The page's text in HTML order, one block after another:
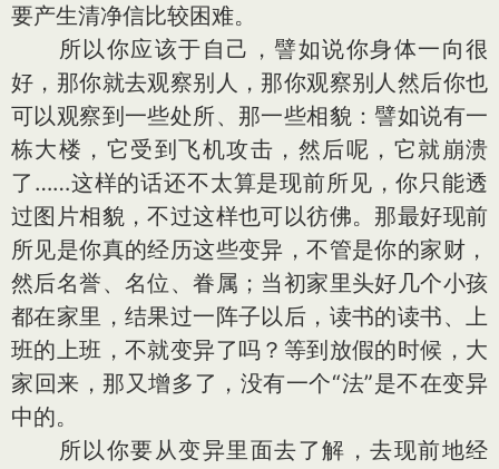
要产生清净信比较困难。
所以你应该于自己，譬如说你身体一向很
好，那你就去观察别人，那你观察别人然后你也
可以观察到一些处所、那一些相貌：譬如说有一
栋大楼，它受到飞机攻击，然后呢，它就崩溃
了……这样的话还不太算是现前所见，你只能透
过图片相貌，不过这样也可以彷佛。那最好现前
所见是你真的经历这些变异，不管是你的家财，
然后名誉、名位、眷属；当初家里头好几个小孩
都在家里，结果过一阵子以后，读书的读书、上
班的上班，不就变异了吗？等到放假的时候，大
家回来，那又增多了，没有一个“法”是不在变异
中的。
所以你要从变异里面去了解，去现前地经